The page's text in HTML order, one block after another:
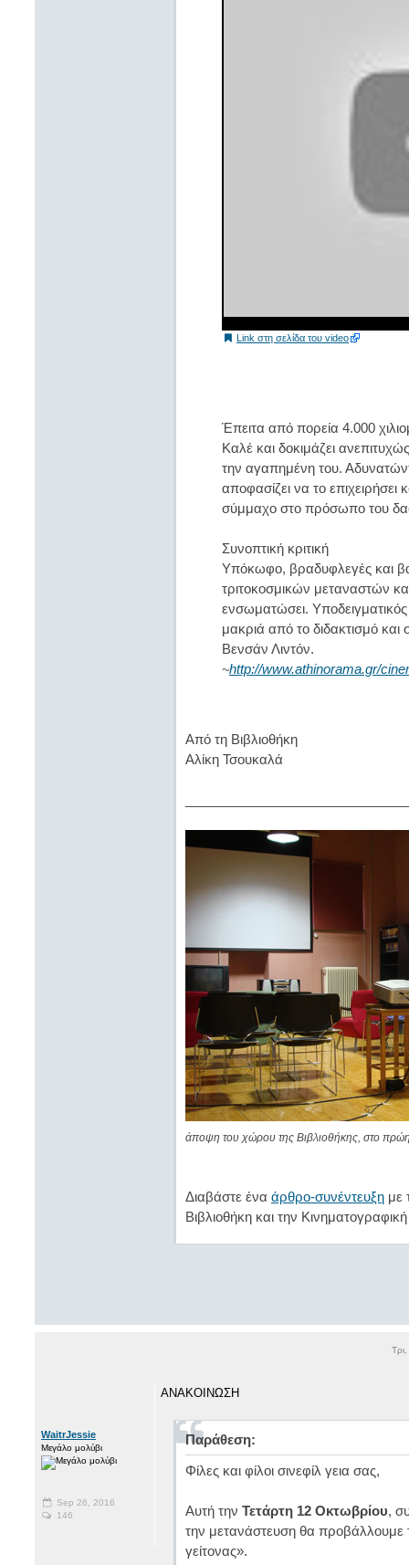
Link στη σελίδα του video
Έπειτα από πορεία 4.000
Καλέ και δοκιμάζει
την αγαπημένη του.
αποφασίζει να το
σύμμαχο στο πρόσωπο του
Συνοπτική κριτική
Υπόκωφο, βραδυφλεγές και
τριτοκοσμικών μεταναστών
ενσωματώσει. Υποδειγματικός
μακριά από το διδακτισμό
Βενσάν Λιντόν.
~http://www.athinorama.gr/
Από τη Βιβλιοθήκη
Αλίκη Τσουκαλά
άποψη του χώρου της Βιβλιοθήκης, στο
Διαβάστε ένα άρθρο-συνέντευξη με
Βιβλιοθήκη και την
WaitrJessie
Μεγάλο μολύβι
Sep 26, 2016
146
ΑΝΑΚΟΙΝΩΣΗ
Παράθεση:
Φίλες και φίλοι σινεφίλ γεια σας,
Αυτή την Τετάρτη 12 Οκτωβρίου,
την μετανάστευση θα προβάλλουμε
γείτονας».